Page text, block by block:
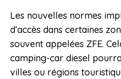
Les nouvelles normes
d’accès dans certaines
souvent appelées ZFE.
camping-car diesel
villes ou régions